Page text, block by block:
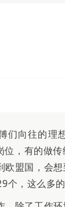
们向往的理
，有的做
欧盟国，会
个，这么多